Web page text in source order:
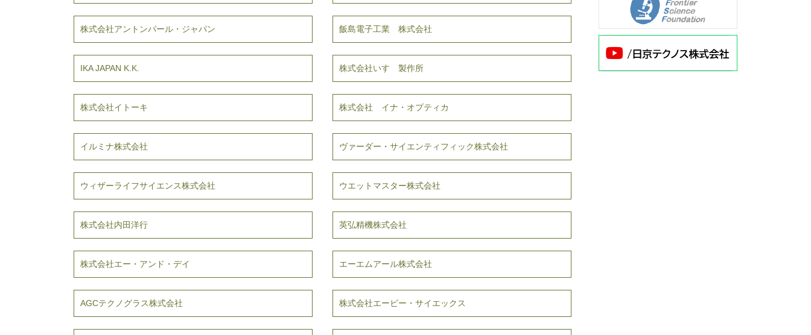
株式会社アントンパール・ジャパン 飯島電子工業 株式会社
IKA JAPAN K.K. 株式会社いすゞ製作所
株式会社イトーキ 株式会社 イナ・オプティカ
イルミナ株式会社 ヴァーダー・サイエンティフィック株式会社
ウィザーライフサイエンス株式会社 ウエットマスター株式会社
株式会社内田洋行 英弘精機株式会社
株式会社エー・アンド・デイ エーエムアール株式会社
AGCテクノグラス株式会社 株式会社エービー・サイエックス